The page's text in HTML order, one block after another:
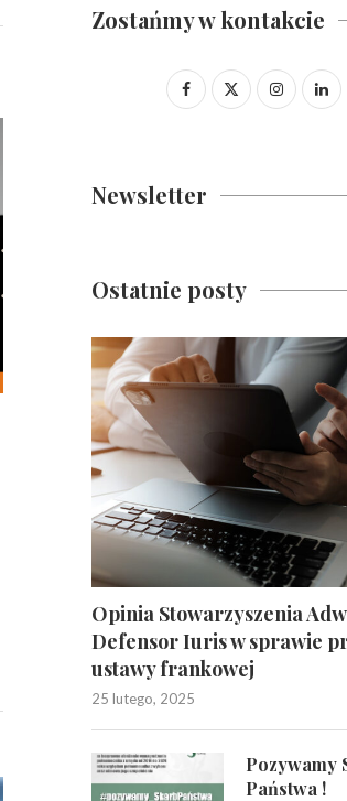
Zostańmy w kontakcie
Newsletter
Ostatnie posty
Opinia Stowarzyszenia
Defensor Iuris w sprawie
ustawy frankowej
25 lutego, 2025
Pozywamy
Państwa !